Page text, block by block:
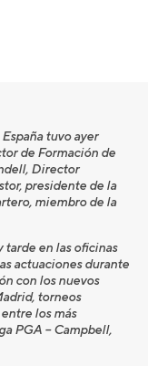
tuvo ayer
de Formación de
Director
presidente de la
miembro de la
tarde en las oficinas
actuaciones durante
con los nuevos
torneos
los más
PGA – Campbell,